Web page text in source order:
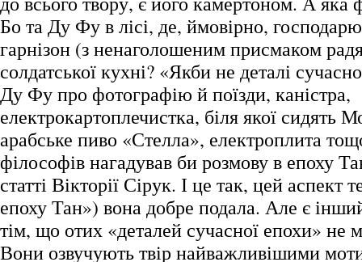
Бо та Ду Фу в лісі, де, ймовірно,
гарнізон (з ненаголошеним присмаком
солдатської кухні? «Якби не деталі
Ду Фу про фотографію й поїзди, каністра,
електрокартоплечистка, біля якої сидять
арабське пиво «Стелла», електроплита
філософів нагадував би розмову в епоху
статті Вікторії Сірук. І це так, цей аспект
епоху Тан») вона добре подала. Але є
тім, що отих «деталей сучасної епохи» не
Вони озвучують твір найважливішими